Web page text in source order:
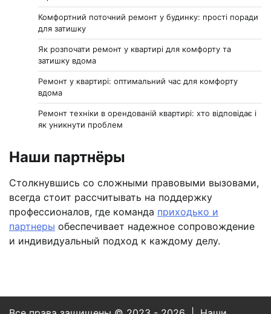
Комфортний поточний ремонт у будинку: прості поради
для затишку
Як розпочати ремонт у квартирі для комфорту та
затишку вдома
Ремонт у квартирі: оптимальний час для комфорту
вдома
Ремонт техніки в орендованій квартирі: хто відповідає і
як уникнути проблем
Наши партнёры
Столкнувшись со сложными правовыми вызовами,
всегда стоит рассчитывать на поддержку
профессионалов, где команда приходько и
партнеры обеспечивает надежное сопровождение
и индивидуальный подход к каждому делу.